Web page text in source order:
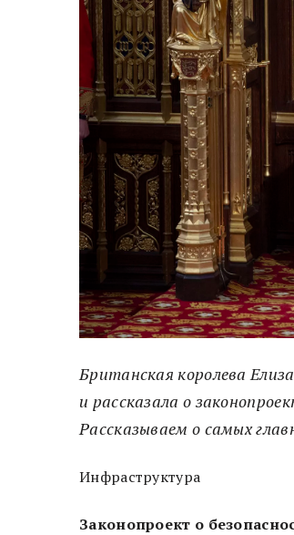
Британская королева
и рассказала о
Рассказываем о самых
Инфраструктура
Законопроект о